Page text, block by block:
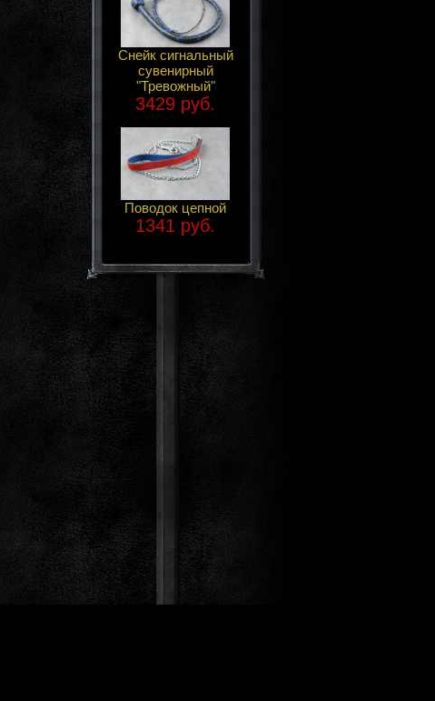
Снейк сигнальный
сувенирный
"Тревожный"
3429 руб.
Поводок цепной
1341 руб.